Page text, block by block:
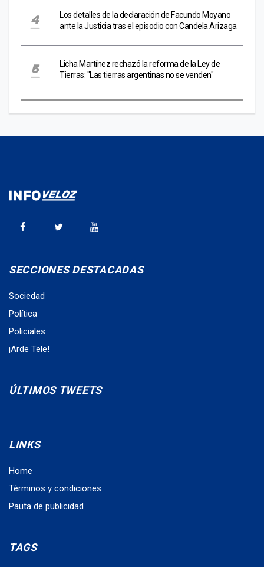
Los detalles de la declaración de Facundo Moyano
ante la Justicia tras el episodio con Candela Arizaga
Licha Martínez rechazó la reforma de la Ley de
Tierras: "Las tierras argentinas no se venden"
SECCIONES DESTACADAS
Sociedad
Política
Policiales
¡Arde Tele!
ÚLTIMOS TWEETS
LINKS
Home
Términos y condiciones
Pauta de publicidad
TAGS